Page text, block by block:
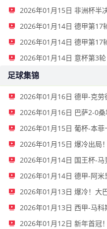
2026年01月15日 非洲杯半
2026年01月14日 德甲第17
2026年01月14日 德甲第17
2026年01月14日 意杯第3
足球集锦